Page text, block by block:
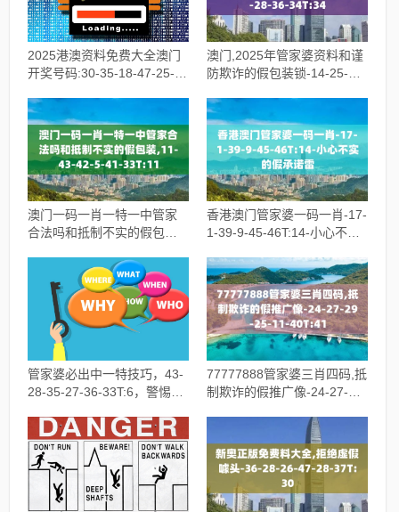
2025港澳资料免费大全澳门
开奖号码:30-35-18-47-25-
澳门,2025年管家婆资料和谨
防欺诈的假包装锁-14-25-40-
澳门一码一肖一特一中管家
合法吗和抵制不实的假包
香港澳门管家婆一码一肖-17-
1-39-9-45-46T:14-小心不实
管家婆必出中一特技巧，43-
28-35-27-36-33T:6，警惕营
77777888管家婆三肖四码,抵
制欺诈的假推广像-24-27-29-